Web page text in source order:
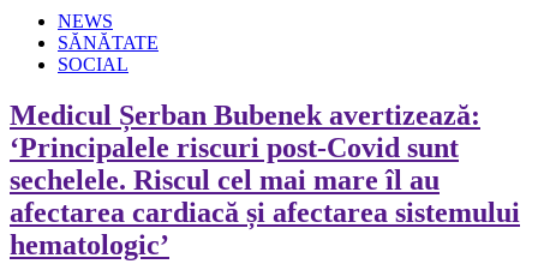
NEWS
SĂNĂTATE
SOCIAL
Medicul Șerban Bubenek avertizează:
‘Principalele riscuri post-Covid sunt
sechelele. Riscul cel mai mare îl au
afectarea cardiacă și afectarea sistemului
hematologic’